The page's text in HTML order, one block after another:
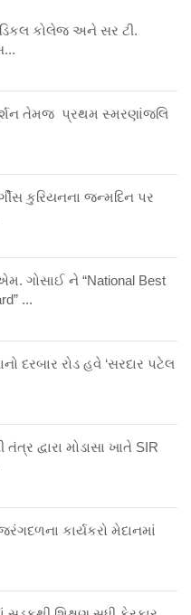
કોલેજ અને સર ટી.
તેમજ પ્રથમ સ્મરણાંજલિ
કુરિયનના જન્મદિન પર
ગોસાઈ ને “National Best
...
દરબાર રોડ હવે ‘સરદાર પટેલ
દ્વારા મોડાસા ખાતે SIR
કાર્યકરો મેદાનમાં